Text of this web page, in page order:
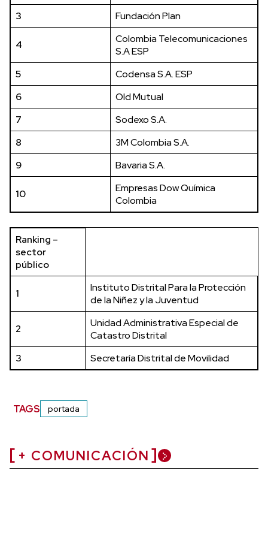
3
Fundación Plan
4
Colombia Telecomunicaciones
S.A ESP
5
Codensa S.A. ESP
6
Old Mutual
7
Sodexo S.A.
8
3M Colombia S.A.
9
Bavaria S.A.
10
Empresas Dow Química
Colombia
Ranking –
sector
público
1
Instituto Distrital Para la Protección
de la Niñez y la Juventud
2
Unidad Administrativa Especial de
Catastro Distrital
3
Secretaría Distrital de Movilidad
TAGS portada
+ COMUNICACIÓN